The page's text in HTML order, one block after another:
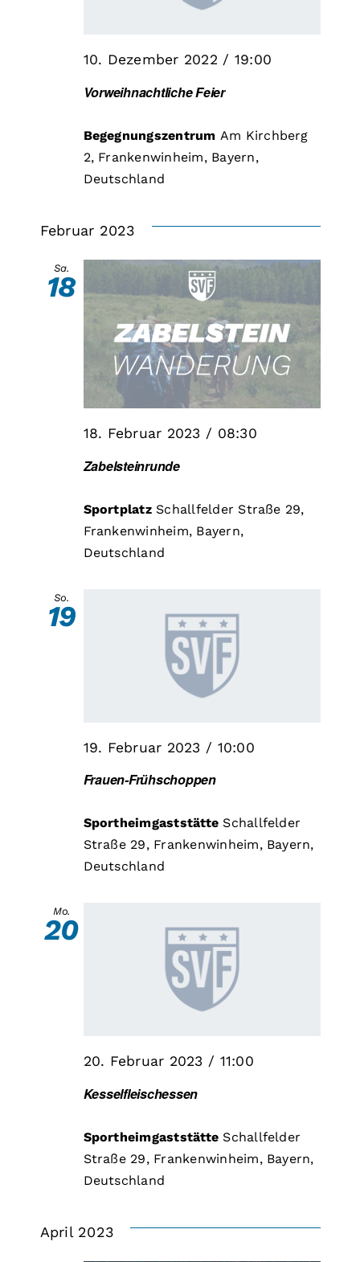
Vorweihnachtliche Feier
10. Dezember 2022 / 19:00
Begegnungszentrum Am Kirchberg
2, Frankenwinheim, Bayern,
Deutschland
Februar 2023
Sa.
18
Zabelsteinrunde
18. Februar 2023 / 08:30
Sportplatz Schallfelder Straße 29,
Frankenwinheim, Bayern,
Deutschland
So.
19
Frauen-Frühschoppen
19. Februar 2023 / 10:00
Sportheimgaststätte Schallfelder
Straße 29, Frankenwinheim, Bayern,
Deutschland
Mo.
20
Kesselfleischessen
20. Februar 2023 / 11:00
Sportheimgaststätte Schallfelder
Straße 29, Frankenwinheim, Bayern,
Deutschland
April 2023